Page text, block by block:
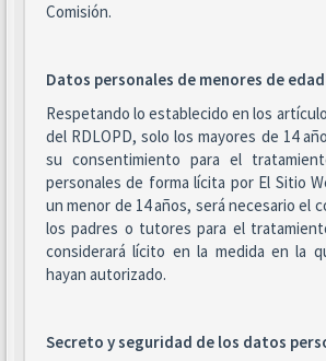
Comisión.
Datos personales de menores de edad
Respetando lo establecido en los
del RDLOPD, solo los mayores de 14
su consentimiento para el
personales de forma lícita por El Sitio
un menor de 14 años, será necesario el
los padres o tutores para el
considerará lícito en la medida en la
hayan autorizado.
Secreto y seguridad de los datos